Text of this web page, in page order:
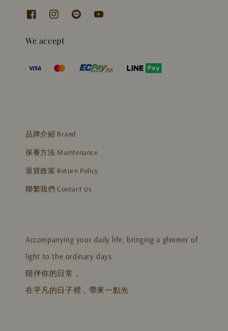
We accept
品牌介紹 Brand
保養方法 Maintenance
退貨政策 Return Policy
聯繫我們 Contact Us
Accompanying your daily life, bringing a glimmer of
light to the ordinary days.
陪伴你的日常，
在平凡的日子裡，帶來一點光